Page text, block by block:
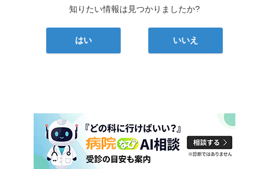
知りたい情報は見つかりましたか?
はい いいえ